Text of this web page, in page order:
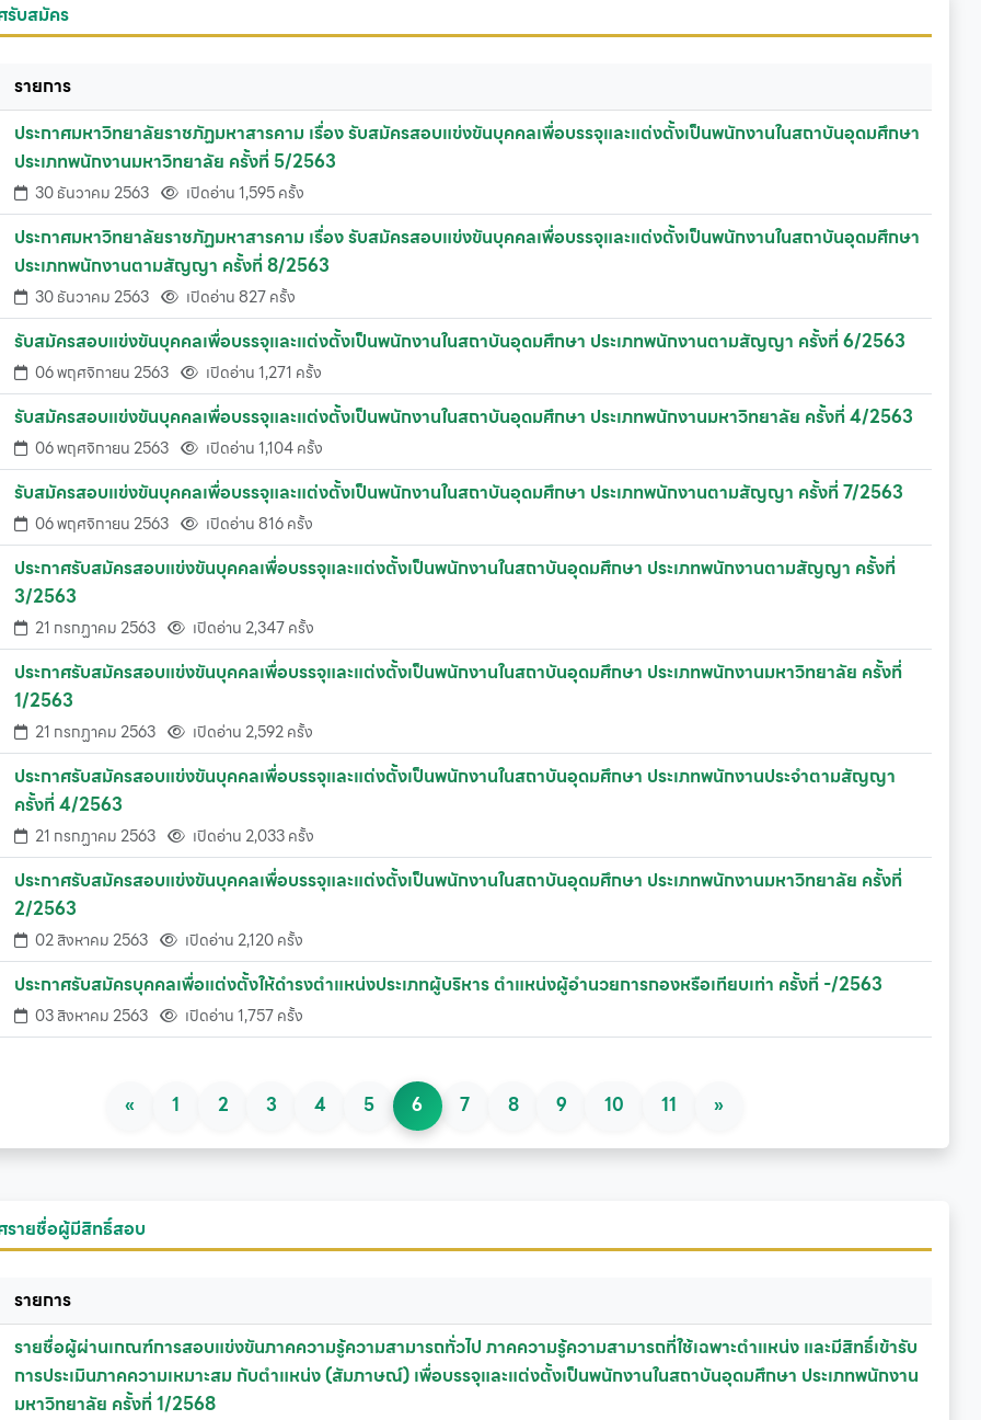
รับสมัคร
รายการ
ประกาศมหาวิทยาลัยราชภัฏมหาสารคาม เรื่อง รับสมัครสอบแข่งขันบุคคลเพื่อบรรจุและแต่งตั้งเป็นพนักงานในสถาบันอุดมศึกษา
ประเภทพนักงานมหาวิทยาลัย ครั้งที่ 5/2563
30 ธันวาคม 2563 เปิดอ่าน 1,595 ครั้ง
ประกาศมหาวิทยาลัยราชภัฏมหาสารคาม เรื่อง รับสมัครสอบแข่งขันบุคคลเพื่อบรรจุและแต่งตั้งเป็นพนักงานในสถาบันอุดมศึกษา
ประเภทพนักงานตามสัญญา ครั้งที่ 8/2563
30 ธันวาคม 2563 เปิดอ่าน 827 ครั้ง
รับสมัครสอบแข่งขันบุคคลเพื่อบรรจุและแต่งตั้งเป็นพนักงานในสถาบันอุดมศึกษา ประเภทพนักงานตามสัญญา ครั้งที่ 6/2563
06 พฤศจิกายน 2563 เปิดอ่าน 1,271 ครั้ง
รับสมัครสอบแข่งขันบุคคลเพื่อบรรจุและแต่งตั้งเป็นพนักงานในสถาบันอุดมศึกษา ประเภทพนักงานมหาวิทยาลัย ครั้งที่ 4/2563
06 พฤศจิกายน 2563 เปิดอ่าน 1,104 ครั้ง
รับสมัครสอบแข่งขันบุคคลเพื่อบรรจุและแต่งตั้งเป็นพนักงานในสถาบันอุดมศึกษา ประเภทพนักงานตามสัญญา ครั้งที่ 7/2563
06 พฤศจิกายน 2563 เปิดอ่าน 816 ครั้ง
ประกาศรับสมัครสอบแข่งขันบุคคลเพื่อบรรจุและแต่งตั้งเป็นพนักงานในสถาบันอุดมศึกษา ประเภทพนักงานตามสัญญา ครั้งที่
3/2563
21 กรกฏาคม 2563 เปิดอ่าน 2,347 ครั้ง
ประกาศรับสมัครสอบแข่งขันบุคคลเพื่อบรรจุและแต่งตั้งเป็นพนักงานในสถาบันอุดมศึกษา ประเภทพนักงานมหาวิทยาลัย ครั้งที่
1/2563
21 กรกฏาคม 2563 เปิดอ่าน 2,592 ครั้ง
ประกาศรับสมัครสอบแข่งขันบุคคลเพื่อบรรจุและแต่งตั้งเป็นพนักงานในสถาบันอุดมศึกษา ประเภทพนักงานประจำตามสัญญา
ครั้งที่ 4/2563
21 กรกฏาคม 2563 เปิดอ่าน 2,033 ครั้ง
ประกาศรับสมัครสอบแข่งขันบุคคลเพื่อบรรจุและแต่งตั้งเป็นพนักงานในสถาบันอุดมศึกษา ประเภทพนักงานมหาวิทยาลัย ครั้งที่
2/2563
02 สิงหาคม 2563 เปิดอ่าน 2,120 ครั้ง
ประกาศรับสมัครบุคคลเพื่อแต่งตั้งให้ดำรงตำแหน่งประเภทผู้บริหาร ตำแหน่งผู้อำนวยการกองหรือเทียบเท่า ครั้งที่ -/2563
03 สิงหาคม 2563 เปิดอ่าน 1,757 ครั้ง
« 1 2 3 4 5 6 7 8 9 10 11 »
รายชื่อผู้มีสิทธิ์สอบ
รายการ
รายชื่อผู้ผ่านเกณฑ์การสอบแข่งขันภาคความรู้ความสามารถทั่วไป ภาคความรู้ความสามารถที่ใช้เฉพาะตำแหน่ง และมีสิทธิ์เข้ารับ
การประเมินภาคความเหมาะสม กับตำแหน่ง (สัมภาษณ์) เพื่อบรรจุและแต่งตั้งเป็นพนักงานในสถาบันอุดมศึกษา ประเภทพนักงาน
มหาวิทยาลัย ครั้งที่ 1/2568